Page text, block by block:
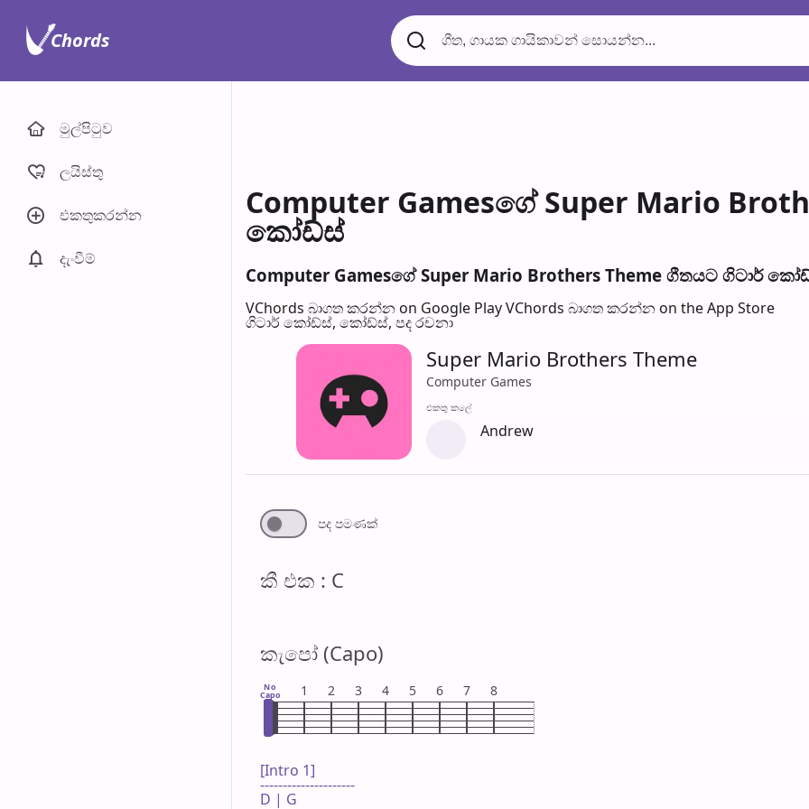
Computer Gamesගේ Super Mario
කෝඩ්ස්
Computer Gamesගේ Super Mario Brothers Theme ගීතයට ගිටාර්
VChords බාගත කරන්න on Google PlayVChords බාගත කරන්න on the App Store
ගිටාර් කෝඩ්ස්, කෝඩ්ස්, පද රච​නා
Super Mario Brothers Theme
Computer Games
එක​තු කලේ
Andrew
පද පමණ​ක්
කී එ​ක : C
කැපෝ (Capo)
No
Capo 1 2 3 4 5 6 7 8
[Intro 1]
---------------------
D | G
මුල්පිටු​ව
ලයිස්තු
එකතුකරන්​න
දැංවී​ම්
Chords